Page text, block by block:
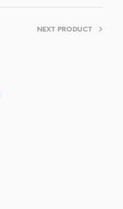
NEXT PRODUCT